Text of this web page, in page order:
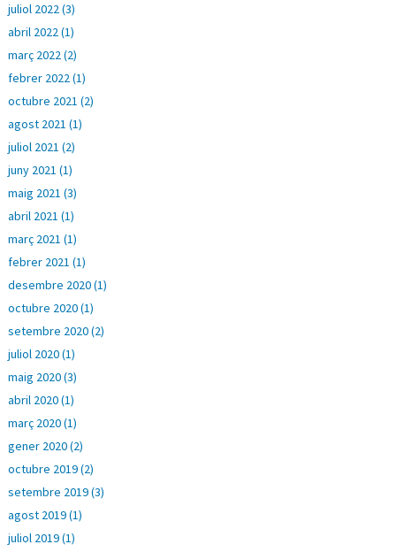
juliol 2022 (3)
abril 2022 (1)
març 2022 (2)
febrer 2022 (1)
octubre 2021 (2)
agost 2021 (1)
juliol 2021 (2)
juny 2021 (1)
maig 2021 (3)
abril 2021 (1)
març 2021 (1)
febrer 2021 (1)
desembre 2020 (1)
octubre 2020 (1)
setembre 2020 (2)
juliol 2020 (1)
maig 2020 (3)
abril 2020 (1)
març 2020 (1)
gener 2020 (2)
octubre 2019 (2)
setembre 2019 (3)
agost 2019 (1)
juliol 2019 (1)